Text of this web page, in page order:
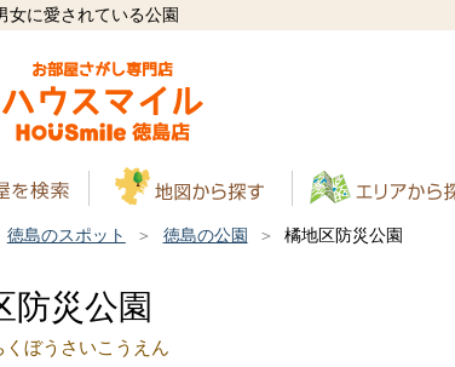
女に愛されている公園
徳島のスポット 徳島の公園 橘地区防災公園
防災公園
くぼうさいこうえん